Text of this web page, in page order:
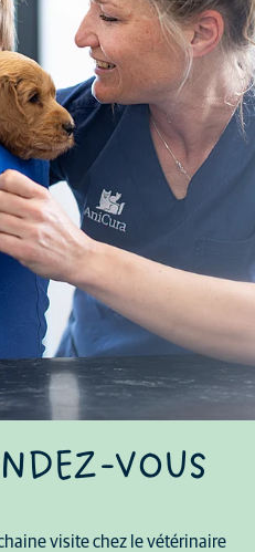
VOUS
visite chez le vétérinaire